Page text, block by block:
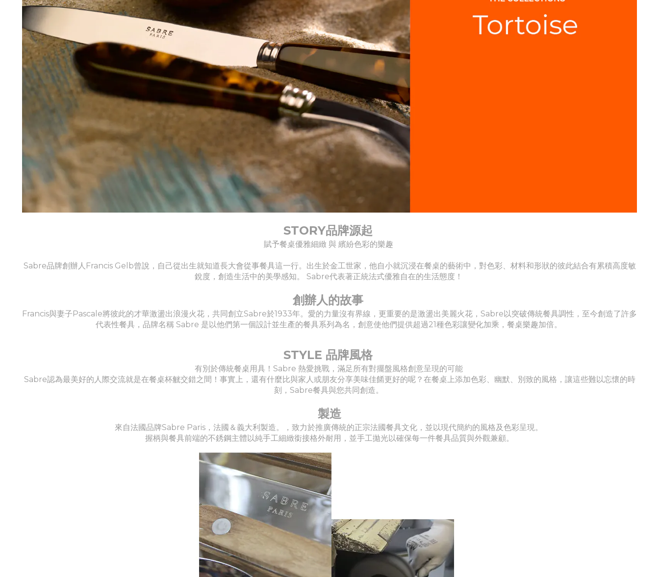
STORY品牌源起
賦予餐桌優雅細緻 與 繽紛色彩的樂趣
Sabre品牌創辦人Francis Gelb曾說，自己從出生就知道長大會從事餐具這一行。出生於金工世家，他自小就沉浸在餐桌的藝術中，對色彩、材料和形狀的彼此結合有累積高度敏
銳度，創造生活中的美學感知。 Sabre代表著正統法式優雅自在的生活態度！
創辦人的故事
Francis與妻子Pascale將彼此的才華激盪出浪漫火花，共同創立Sabre於1933年。愛的力量沒有界線，更重要的是激盪出美麗火花，Sabre以突破傳統餐具調性，至今創造了許多
代表性餐具，品牌名稱 Sabre 是以他們第一個設計並生產的餐具系列為名，創意使他們提供超過21種色彩讓變化加乘，餐桌樂趣加倍。
STYLE 品牌風格
有別於傳統餐桌用具！Sabre 熱愛挑戰，滿足所有對擺盤風格創意呈現的可能
Sabre認為最美好的人際交流就是在餐桌杯觥交錯之間！事實上，還有什麼比與家人或朋友分享美味佳餚更好的呢？在餐桌上添加色彩、幽默、別致的風格，讓這些難以忘懷的時
刻，Sabre餐具與您共同創造。
製造
來自法國品牌Sabre Paris，法國＆義大利製造。，致力於推廣傳統的正宗法國餐具文化，並以現代簡約的風格及色彩呈現。
握柄與餐具前端的不銹鋼主體以純手工細緻銜接格外耐用，並手工拋光以確保每一件餐具品質與外觀兼顧。